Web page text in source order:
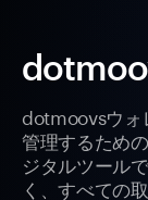
dotmoovsウォ
管理するため
ジタルツール
く、すべての